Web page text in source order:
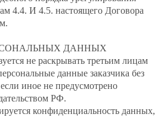
4.4. И 4.5. настоящего Договора
ДАННЫХ
не раскрывать третьим лицам
данные заказчика без
иное не предусмотрено
РФ.
конфиденциальность данных,